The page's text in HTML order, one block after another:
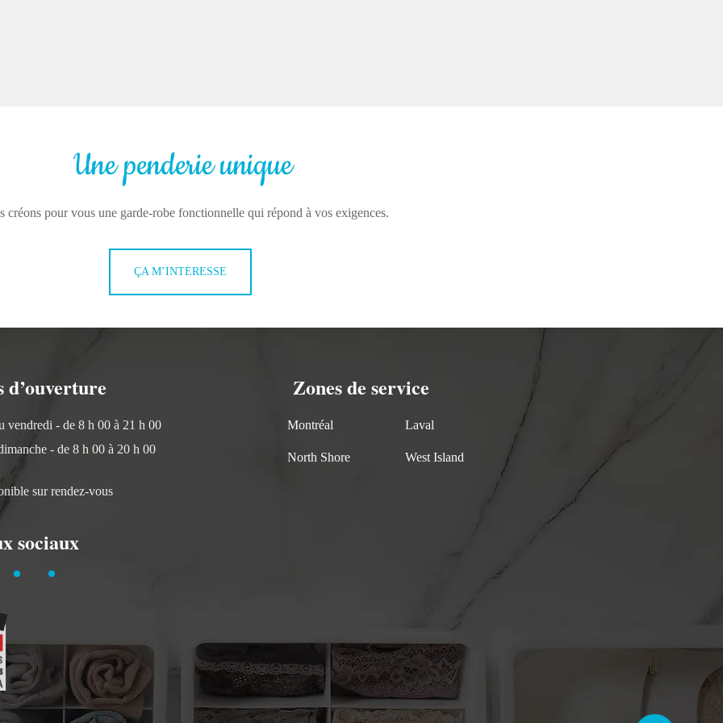
Une penderie unique
créons pour vous une garde-robe fonctionnelle qui répond à vos exigences.
ÇA M’INTÉRESSE
d’ouverture
vendredi - de 8 h 00 à 21 h 00
- de 8 h 00 à 20 h 00
sur rendez-vous
sociaux
Zones de service
Montréal
North Shore
Laval
West Island